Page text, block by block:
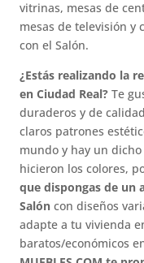
vitrinas, mesas de
mesas de televisión
con el Salón.
¿Estás realizando la
en Ciudad Real? Te
duraderos y de
claros patrones
mundo y hay un
hicieron los colores,
que dispongas de un
Salóncon diseños
adapte a tu vivienda
baratos/económicos